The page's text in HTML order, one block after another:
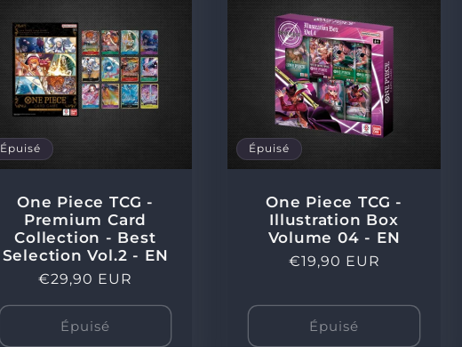
Épuisé
One Piece TCG -
Premium Card
Collection - Best
Selection Vol.2 - EN
Prix
€29,90 EUR
Épuisé
Épuisé
One Piece TCG -
Illustration Box
Volume 04 - EN
Prix
€19,90 EUR
Épuisé